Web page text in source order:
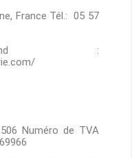
France Tél.: 05 57
:
Numéro de TVA